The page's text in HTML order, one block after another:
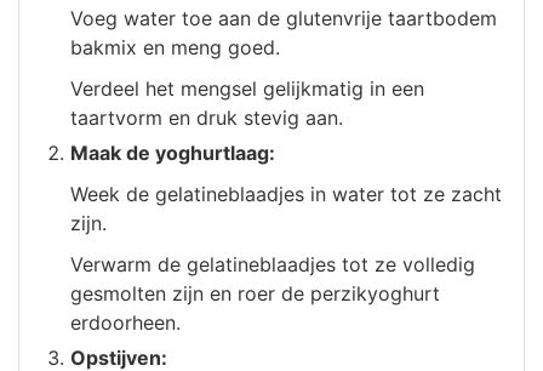
Voeg water toe aan de glutenvrije taartbodem
bakmix en meng goed.
Verdeel het mengsel gelijkmatig in een
taartvorm en druk stevig aan.
Maak de yoghurtlaag:
Week de gelatineblaadjes in water tot ze zacht
zijn.
Verwarm de gelatineblaadjes tot ze volledig
gesmolten zijn en roer de perzikyoghurt
erdoorheen.
Opstijven: